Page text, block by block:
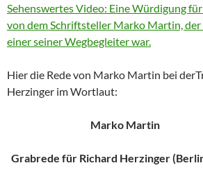
Sehenswertes Video: Eine Würdigung
von dem Schriftsteller Marko Martin, der
einer seiner Wegbegleiter war.
Hier die Rede von Marko Martin bei
Herzinger im Wortlaut:
Marko Martin
Grabrede für Richard Herzinger